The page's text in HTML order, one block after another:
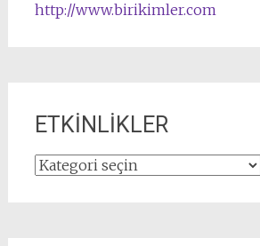
http://www.birikimler.com
ETKİNLİKLER
ETKİNLİKLER